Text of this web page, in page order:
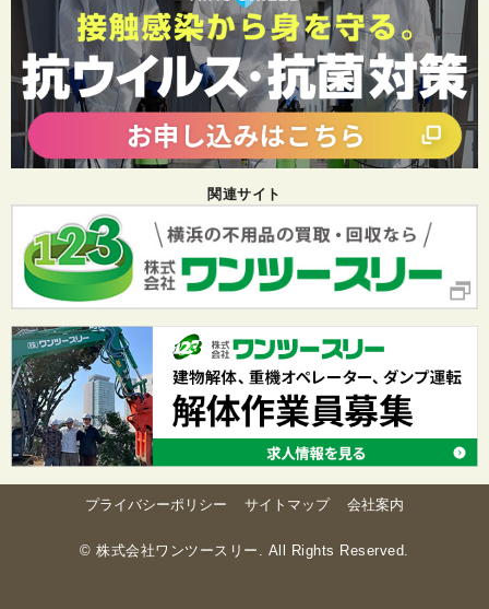
関連サイト
プライバシーポリシー サイトマップ 会社案内
© 株式会社ワンツースリー. All Rights Reserved.